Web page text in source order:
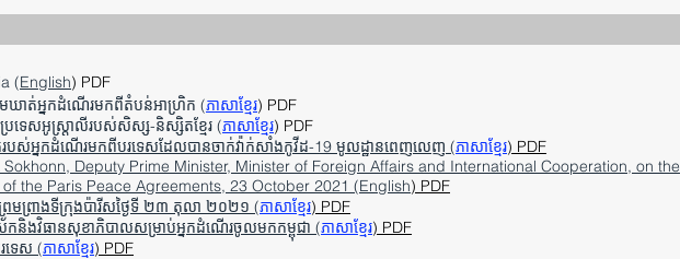
(English) PDF
ាត់អ្នកដំណើរមកពីតំបន់អាហ្រិក (ភាសាខ្មែរ) PDF
ទេសអូស្រ្តាលីរបស់សិស្ស-និស្សិតខ្មែរ (ភាសាខ្មែរ) PDF
ករបស់អ្នកដំណើរមកពីបរទេសដែលបានចាក់វ៉ាក់សាំងកូវីដ-19 មូលដ្ឋានពេញលេញ (ភាសាខ្មែរ) PDF
Deputy Prime Minister, Minister of Foreign Affairs and International Cooperation, on the
the Paris Peace Agreements, 23 October 2021 (English) PDF
រមព្រាងទីក្រុងប៉ារីសថ្ងៃទី ២៣ តុលា ២០២១ (ភាសាខ្មែរ) PDF
និងវិធានសុខាភិបាលសម្រាប់អ្នកដំណើរចូលមកកម្ពុជា (ភាសាខ្មែរ) PDF
ទេស (ភាសាខ្មែរ) PDF